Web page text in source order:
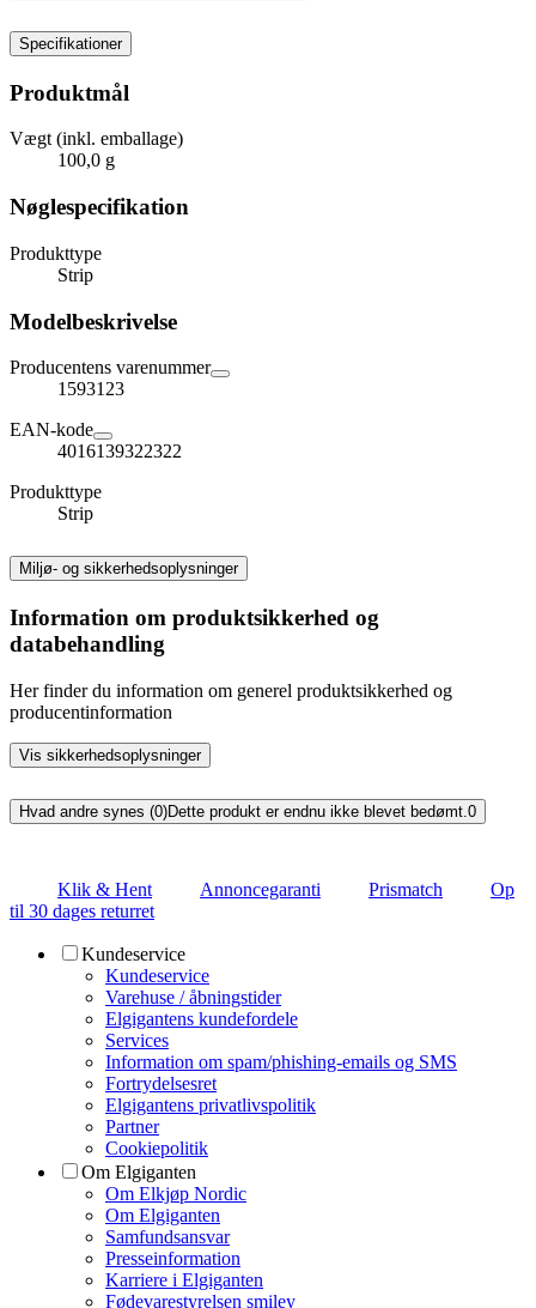
Specifikationer
Produktmål
Vægt (inkl. emballage)
100,0 g
Nøglespecifikation
Produkttype
Strip
Modelbeskrivelse
Producentens varenummer
1593123
EAN-kode
4016139322322
Produkttype
Strip
Miljø- og sikkerhedsoplysninger
Information om produktsikkerhed og
databehandling
Her finder du information om generel produktsikkerhed og
producentinformation
Vis sikkerhedsoplysninger
Hvad andre synes (0)Dette produkt er endnu ikke blevet bedømt. 0
Klik & Hent Annoncegaranti Prismatch
Op
til 30 dages returret
Kundeservice
Kundeservice
Varehuse / åbningstider
Elgigantens kundefordele
Services
Information om spam/phishing-emails og SMS
Fortrydelsesret
Elgigantens privatlivspolitik
Partner
Cookiepolitik
Om Elgiganten
Om Elkjøp Nordic
Om Elgiganten
Samfundsansvar
Presseinformation
Karriere i Elgiganten
Fødevarestyrelsen smiley